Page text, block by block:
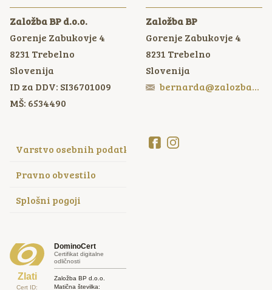
Založba BP d.o.o.
Gorenje Zabukovje 4
8231 Trebelno
Slovenija
ID za DDV: SI36701009
MŠ: 6534490
Založba BP
Gorenje Zabukovje 4
8231 Trebelno
Slovenija
bernarda@zalozbabp.si
Varstvo osebnih podatkov
Pravno obvestilo
Splošni pogoji
Zlati
Cert ID:
DominoCert
Certifikat digitalne
odličnosti
Založba BP d.o.o.
Matična številka: